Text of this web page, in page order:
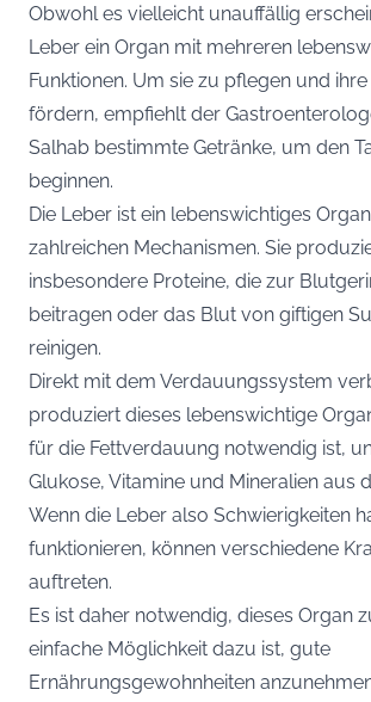
Obwohl es vielleicht unauffällig
Leber ein Organ mit mehreren
Funktionen. Um sie zu pflegen und
fördern, empfiehlt der
Salhab bestimmte Getränke, um den
beginnen.
Die Leber ist ein lebenswichtiges
zahlreichen Mechanismen. Sie
insbesondere Proteine, die zur
beitragen oder das Blut von giftigen
reinigen.
Direkt mit dem Verdauungssystem
produziert dieses lebenswichtige
für die Fettverdauung notwendig ist,
Glukose, Vitamine und Mineralien aus
Wenn die Leber also Schwierigkeiten
funktionieren, können verschiedene
auftreten.
Es ist daher notwendig, dieses Organ
einfache Möglichkeit dazu ist, gute
Ernährungsgewohnheiten